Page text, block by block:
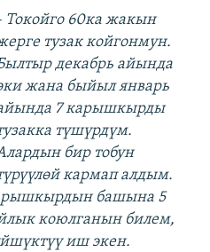
Токойго 60ка жакын
тузак койгонмун.
декабрь айында
жана быйыл январь
7 карышкырды
түшүрдүм.
бир тобун
кармап алдым.
башына 5
коюлганын билем,
иш экен.